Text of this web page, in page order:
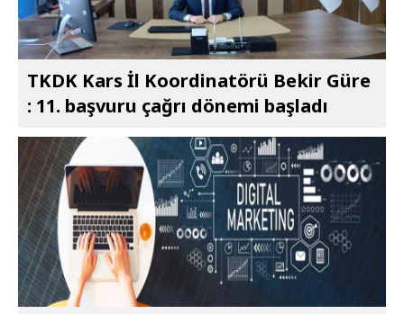
TKDK Kars İl Koordinatörü Bekir Güre
: 11. başvuru çağrı dönemi başladı